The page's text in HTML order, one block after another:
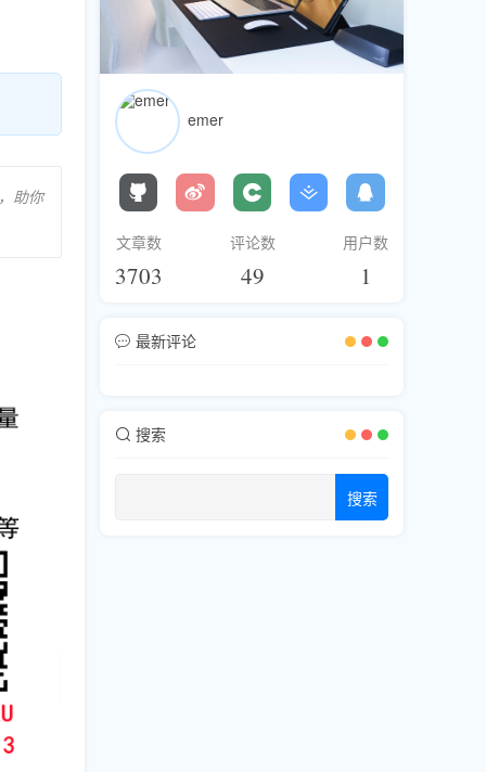
助你
emer
文章数
3703
评论数
49
用户数
1
最新评论
搜索
搜索